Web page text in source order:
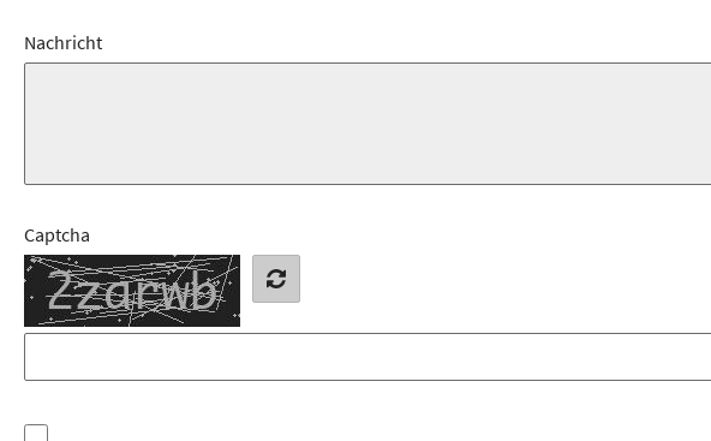
Nachricht
Captcha